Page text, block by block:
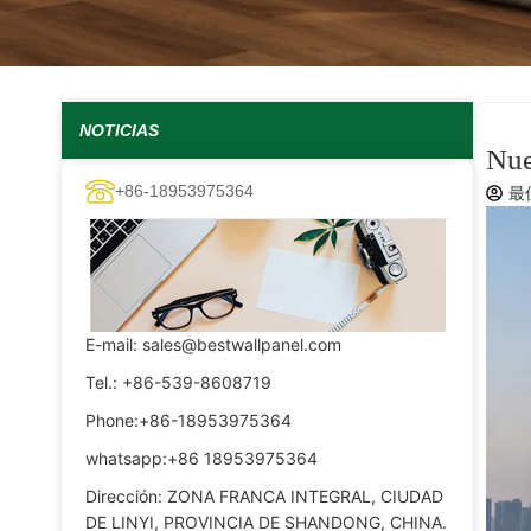
NOTICIAS
+86-18953975364
E-mail: sales@bestwallpanel.com
Tel.: +86-539-8608719
Phone:+86-18953975364
whatsapp:+86 18953975364
Dirección: ZONA FRANCA INTEGRAL, CIUDAD
DE LINYI, PROVINCIA DE SHANDONG, CHINA.
最